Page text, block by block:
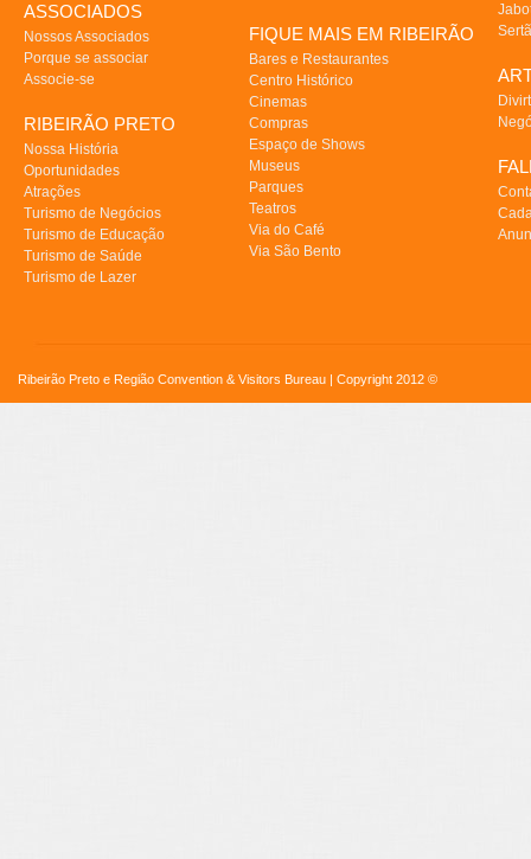
ASSOCIADOS
Nossos Associados
Porque se associar
Associe-se
RIBEIRÃO PRETO
Nossa História
Oportunidades
Atrações
Turismo de Negócios
Turismo de Educação
Turismo de Saúde
Turismo de Lazer
FIQUE MAIS EM RIBEIRÃO
Bares e Restaurantes
Centro Histórico
Cinemas
Compras
Espaço de Shows
Museus
Parques
Teatros
Via do Café
Via São Bento
Ribeirão Preto e Região Convention & Visitors Bureau | Copyright 2012 ©